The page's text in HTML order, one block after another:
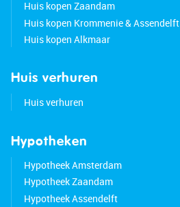
Huis kopen Zaandam
Huis kopen Krommenie & Assendelft
Huis kopen Alkmaar
Huis verhuren
Huis verhuren
Hypotheken
Hypotheek Amsterdam
Hypotheek Zaandam
Hypotheek Assendelft